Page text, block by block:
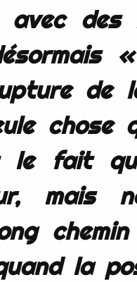
avec des
de
chose
le fait
mais
la